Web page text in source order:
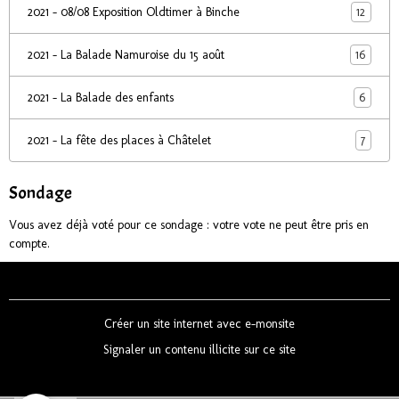
2021 - 08/08 Exposition Oldtimer à Binche 12
2021 - La Balade Namuroise du 15 août 16
2021 - La Balade des enfants 6
2021 - La fête des places à Châtelet 7
Sondage
Vous avez déjà voté pour ce sondage : votre vote ne peut être pris en
compte.
Créer un site internet avec e-monsite
Signaler un contenu illicite sur ce site